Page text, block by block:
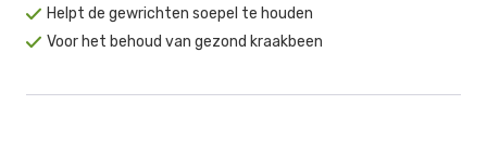
Helpt de gewrichten soepel te houden
Voor het behoud van gezond kraakbeen